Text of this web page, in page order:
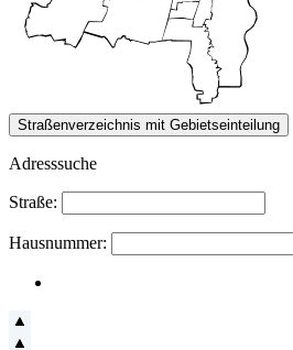
Adresssuche
Straße:
Hausnummer: